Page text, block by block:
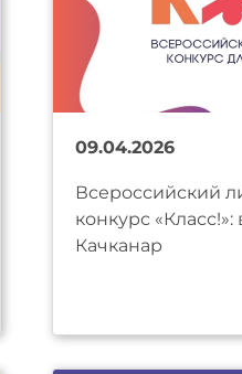
09.04.2026
Всероссийский
конкурс
Качканар